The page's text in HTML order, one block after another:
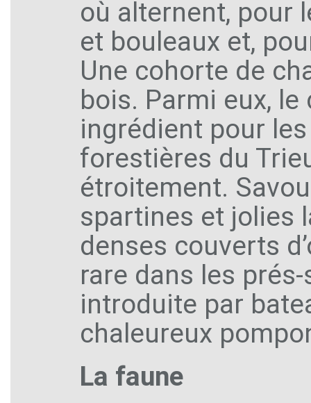
où alternent, pour
et bouleaux et,
Une cohorte de
bois. Parmi eux,
ingrédient pour
forestières du
étroitement.
spartines et jolies
denses couverts
rare dans les
introduite par
chaleureux
La faune